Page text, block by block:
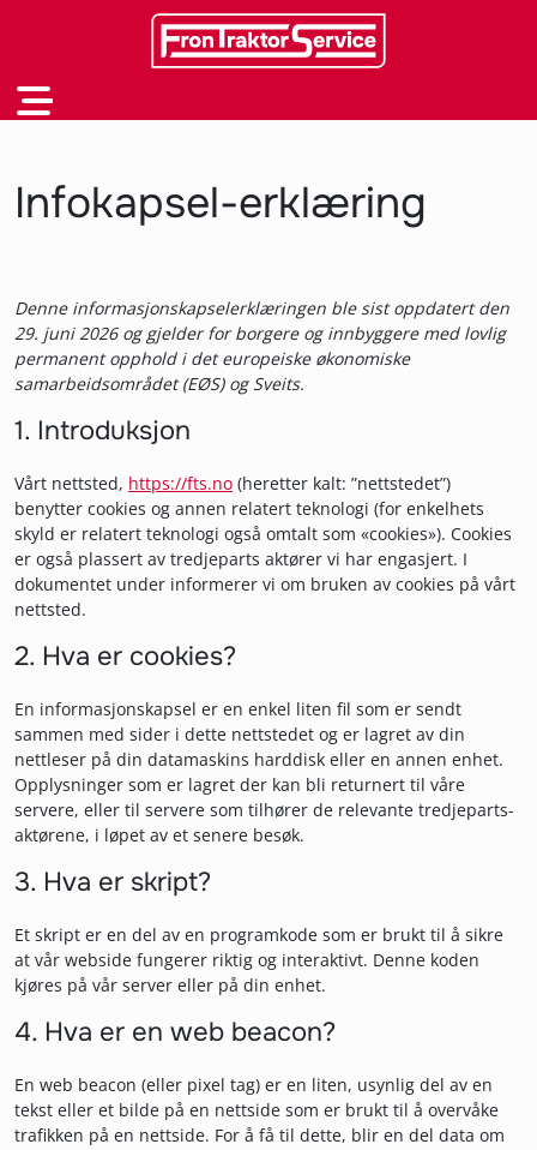
Infokapsel-erklæring
Denne informasjonskapselerklæringen ble sist oppdatert den
29. juni 2026 og gjelder for borgere og innbyggere med lovlig
permanent opphold i det europeiske økonomiske
samarbeidsområdet (EØS) og Sveits.
1. Introduksjon
Vårt nettsted, https://fts.no (heretter kalt: ”nettstedet”)
benytter cookies og annen relatert teknologi (for enkelhets
skyld er relatert teknologi også omtalt som «cookies»). Cookies
er også plassert av tredjeparts aktører vi har engasjert. I
dokumentet under informerer vi om bruken av cookies på vårt
nettsted.
2. Hva er cookies?
En informasjonskapsel er en enkel liten fil som er sendt
sammen med sider i dette nettstedet og er lagret av din
nettleser på din datamaskins harddisk eller en annen enhet.
Opplysninger som er lagret der kan bli returnert til våre
servere, eller til servere som tilhører de relevante tredjeparts-
aktørene, i løpet av et senere besøk.
3. Hva er skript?
Et skript er en del av en programkode som er brukt til å sikre
at vår webside fungerer riktig og interaktivt. Denne koden
kjøres på vår server eller på din enhet.
4. Hva er en web beacon?
En web beacon (eller pixel tag) er en liten, usynlig del av en
tekst eller et bilde på en nettside som er brukt til å overvåke
trafikken på en nettside. For å få til dette, blir en del data om